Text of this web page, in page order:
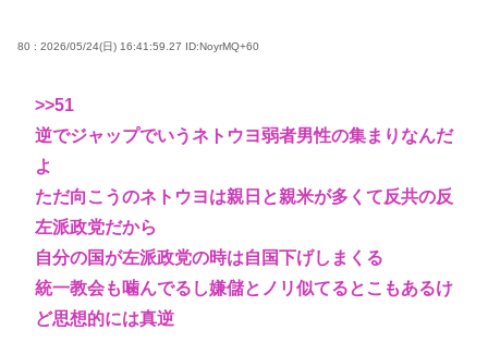
80 : 2026/05/24(日) 16:41:59.27 ID:NoyrMQ+60
>>51
逆でジャップでいうネトウヨ弱者男性の集まりなんだ
よ
ただ向こうのネトウヨは親日と親米が多くて反共の反
左派政党だから
自分の国が左派政党の時は自国下げしまくる
統一教会も噛んでるし嫌儲とノリ似てるとこもあるけ
ど思想的には真逆